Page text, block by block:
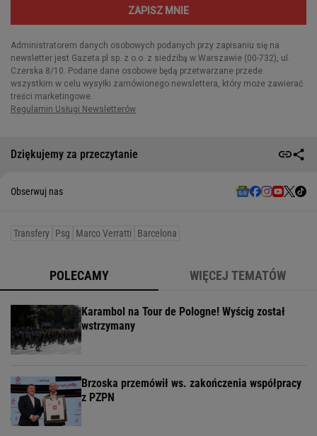
Dziękujemy za przeczytanie
Obserwuj nas
Transfery Psg Marco Verratti Barcelona
POLECAMY WIĘCEJ TEMATÓW
Karambol na Tour de Pologne! Wyścig został
wstrzymany
Brzoska przemówił ws. zakończenia współpracy
z PZPN